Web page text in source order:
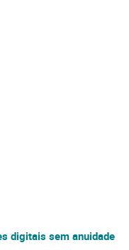
digitais sem anuidade